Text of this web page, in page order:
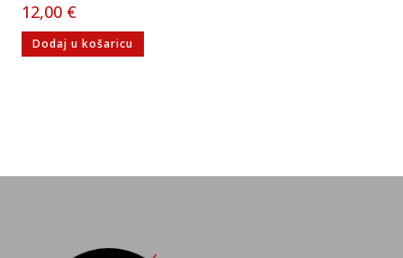
12,00 €
Dodaj u košaricu